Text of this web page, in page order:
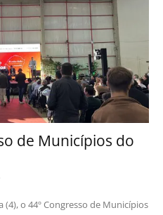
de Municípios do
(4), o 44º Congresso de Municípios